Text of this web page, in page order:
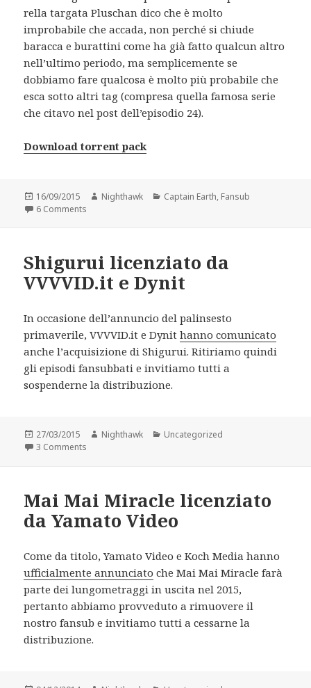
rella targata Pluschan dico che è molto
improbabile che accada, non perché si chiude
baracca e burattini come ha già fatto qualcun altro
nell’ultimo periodo, ma semplicemente se
dobbiamo fare qualcosa è molto più probabile che
esca sotto altri tag (compresa quella famosa serie
che citavo nel post dell’episodio 24).
Download torrent pack
Posted
on
16/09/2015 Author
Nighthawk Categories
Captain Earth, Fansub
6 Comments
Shigurui licenziato da
VVVVID.it e Dynit
In occasione dell’annuncio del palinsesto
primaverile, VVVVID.it e Dynithanno comunicato
anche l’acquisizione di Shigurui. Ritiriamo quindi
gli episodi fansubbati e invitiamo tutti a
sospenderne la distribuzione.
Posted
on
27/03/2015 Author
Nighthawk Categories
Uncategorized
3 Comments
Mai Mai Miracle licenziato
da Yamato Video
Come da titolo, Yamato Video e Koch Media hanno
ufficialmente annunciato che Mai Mai Miracle farà
parte dei lungometraggi in uscita nel 2015,
pertanto abbiamo provveduto a rimuovere il
nostro fansub e invitiamo tutti a cessarne la
distribuzione.